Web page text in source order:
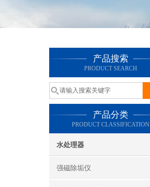
产品搜索
PRODUCT SEARCH
产品分类
PRODUCT CLASSIFICATION
水处理器
强磁除垢仪